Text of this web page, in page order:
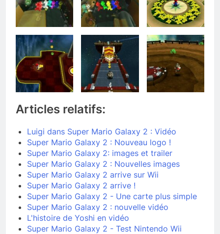
Articles relatifs:
Luigi dans Super Mario Galaxy 2 : Vidéo
Super Mario Galaxy 2 : Nouveau logo !
Super Mario Galaxy 2: images et trailer
Super Mario Galaxy 2 : Nouvelles images
Super Mario Galaxy 2 arrive sur Wii
Super Mario Galaxy 2 arrive !
Super Mario Galaxy 2 - Une carte plus simple
Super Mario Galaxy 2 : nouvelle vidéo
L'histoire de Yoshi en vidéo
Super Mario Galaxy 2 - Test Nintendo Wii